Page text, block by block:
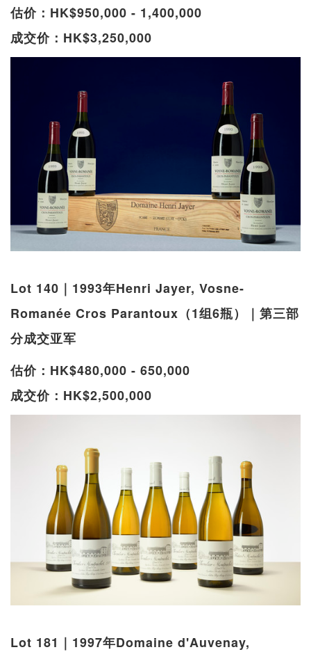
估价：HK$950,000 - 1,400,000
成交价：HK$3,250,000
Lot 140｜1993年Henri Jayer, Vosne-
Romanée Cros Parantoux（1组6瓶）｜第三部
分成交亚军
估价：HK$480,000 - 650,000
成交价：HK$2,500,000
Lot 181｜1997年Domaine d'Auvenay,